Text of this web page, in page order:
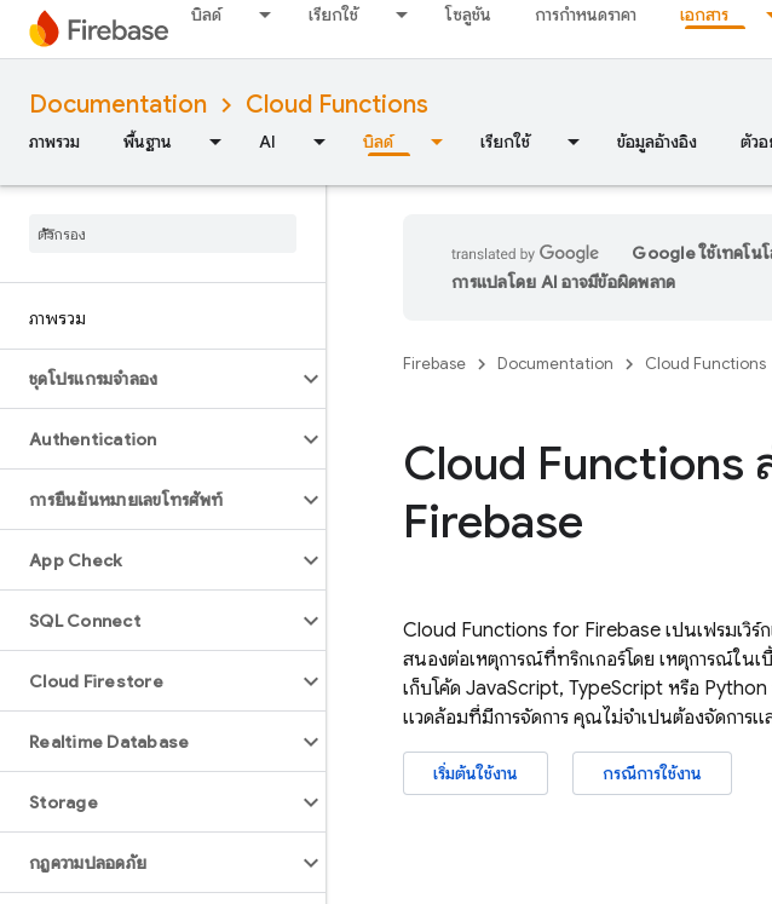
บิลด์ เรียกใช้ โซลูชัน การกำหนดราคา เอกสาร
Documentation Cloud Functions
ภาพรวม พื้นฐาน AI บิลด์ เรียกใช้ ข้อมูลอ้างอิง ตัวอ
ภาพรวม
ชุดโปรแกรมจำลอง
Authentication
การยืนยันหมายเลขโทรศัพท์
App Check
SQL Connect
Cloud Firestore
Realtime Database
Storage
กฎความปลอดภัย
Google ใช้เทคโน
การแปลโดย AI อาจมีข้อผิดพลาด
Firebase Documentation Cloud Functions
Cloud Functions
Firebase
Cloud Functions for Firebase เป็นเฟรมเวิ
สนองต่อเหตุการณ์ที่ทริกเกอร์โดย เหตุการณ์ในเ
เก็บโค้ด JavaScript, TypeScript หรือ
แวดล้อมที่มีการจัดการ คุณไม่จำเป็นต้องจัดการแ
เริ่มต้นใช้งาน กรณีการใช้งาน